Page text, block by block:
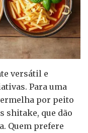
versátil e
Para uma
por peito
shitake, que dão
Quem prefere